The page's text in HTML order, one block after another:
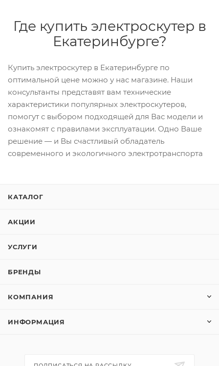
Где купить электроскутер в
Екатеринбурге?
Купить электроскутер в Екатеринбурге по
оптимальной цене можно у нас магазине. Наши
консультанты представят вам технические
характеристики популярных электроскутеров,
помогут с выбором подходящей для Вас модели и
ознакомят с правилами эксплуатации. Одно Ваше
решение — и Вы счастливый обладатель
современного и экологичного электротранспорта
КАТАЛОГ
АКЦИИ
УСЛУГИ
БРЕНДЫ
КОМПАНИЯ
ИНФОРМАЦИЯ